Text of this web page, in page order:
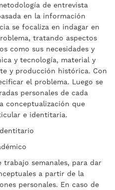
de entrevista
en la información
se focaliza en indagar en
tratando aspectos
como sus necesidades y
y tecnología, material y
y producción histórica. Con
el problema. Luego se
personales de cada
conceptualización que
e identitaria.
trabajo semanales, para dar
a partir de la
personales. En caso de